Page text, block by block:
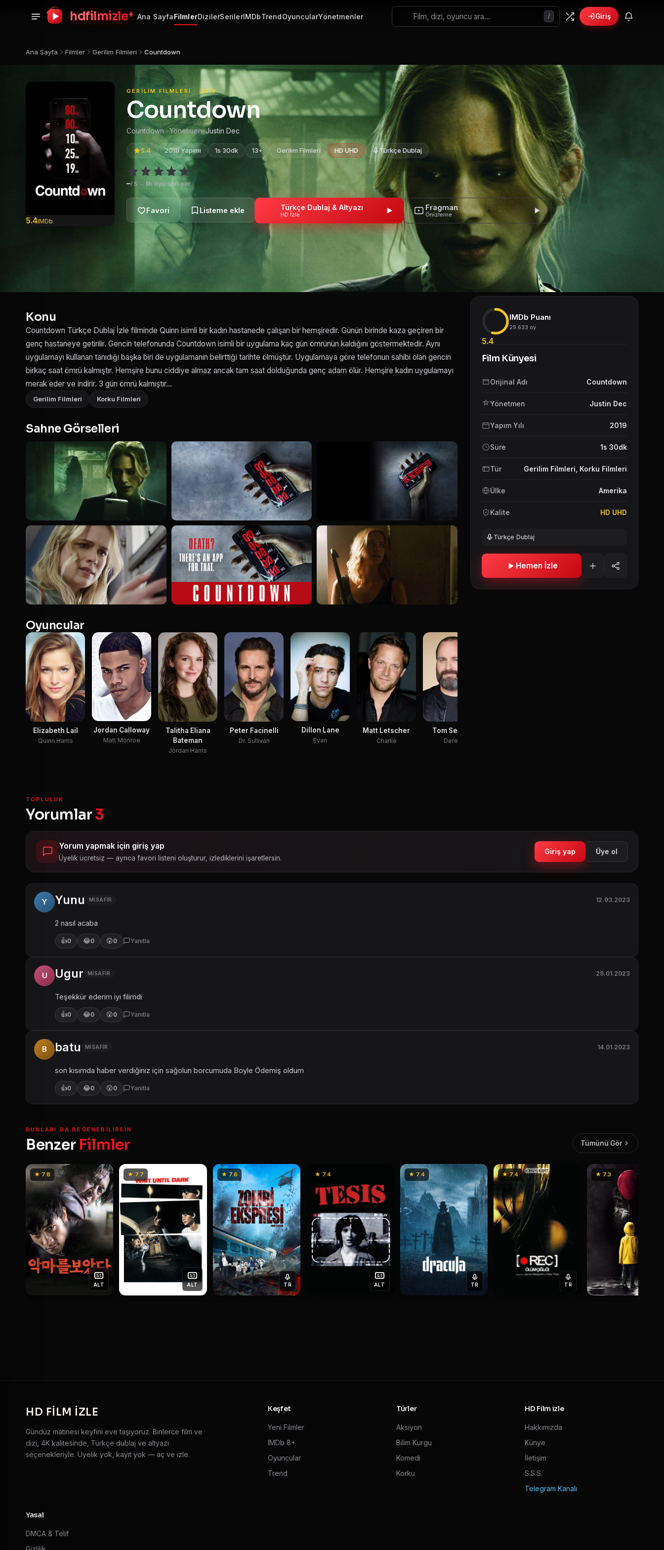
hdfilmizle+ Ana SayfaFilmlerDizilerSerilerIMDbTrendOyuncularYönetmenler / Giriş
Ana Sayfa Filmler Gerilim Filmleri Countdown
5.4IMDb
GERILIM FILMLERI · 2019
Countdown
Countdown · Yönetmen:Justin Dec
5.4 2019 Yapımı 1s 30dk 13+ Gerilim Filmleri HD UHD Türkçe Dublaj
–/ 5 · İlk oyu sen ver
Türkçe Dublaj & Altyazı
HD İzle
Fragman
Önizleme
Konu
Countdown Türkçe Dublaj İzle filminde Quinn isimli bir kadın hastanede çalışan bir hemşiredir. Günün birinde kaza geçiren bir
genç hastaneye getirilir. Gencin telefonunda Countdown isimli bir uygulama kaç gün ömrünün kaldığını göstermektedir. Aynı
uygulamayı kullanan tanıdığı başka biri de uygulamanın belirttiği tarihte ölmüştür. Uygulamaya göre telefonun sahibi olan gencin
birkaç saat ömrü kalmıştır. Hemşire bunu ciddiye almaz ancak tam saat dolduğunda genç adam ölür. Hemşire kadın uygulamayı
merak eder ve indirir. 3 gün ömrü kalmıştır...
Gerilim Filmleri Korku Filmleri
Sahne Görselleri
Oyuncular
Elizabeth Lail
Quinn Harris
Jordan Calloway
Matt Monroe
Talitha Eliana
Bateman
Jordan Harris
Peter Facinelli
Dr. Sullivan
Dillon Lane
Evan
Matt Letscher
Charlie
Tom Segura
Derek
5.4
IMDb Puanı
29.633 oy
Film Künyesi
Orijinal Adı Countdown
Yönetmen Justin Dec
Yapım Yılı 2019
Süre 1s 30dk
Tür Gerilim Filmleri Korku Filmleri
Ülke Amerika
Kalite HD UHD
Türkçe Dublaj
Hemen İzle
TOPLULUK
Yorumlar3
Yorum yapmak için giriş yap
Üyelik ücretsiz — ayrıca favori listeni oluşturur, izlediklerini işaretlersin.
Giriş yap Üye ol
Y Yunu MISAFIR 12.03.2023
2 nasıl acaba
👍0 😂0 😮0 Yanıtla
U Ugur MISAFIR 29.01.2023
Teşekkür ederim iyi filimdi
👍0 😂0 😮0 Yanıtla
B batu MISAFIR 14.01.2023
son kısımda haber verdiğiniz için sağolun borcumuda Boyle Ödemiş oldum
👍0 😂0 😮0 Yanıtla
BUNLARI DA BEĞENEBILIRSIN
Benzer Filmler Tümünü Gör
★ 7.8
ALT
★ 7.7
ALT
★ 7.6
TR
★ 7.4
ALT
★ 7.4
TR
★ 7.4
TR
★ 7.3
HD FILM IZLE
Gündüz matinesi keyfini eve taşıyoruz. Binlerce film ve
dizi, 4K kalitesinde, Türkçe dublaj ve altyazı
seçenekleriyle. Üyelik yok, kayıt yok — aç ve izle.
Keşfet
Yeni Filmler
IMDb 8+
Oyuncular
Trend
Türler
Aksiyon
Bilim Kurgu
Komedi
Korku
HD Film izle
Hakkımızda
Künye
İletişim
S.S.S.
Telegram Kanalı
Yasal
DMCA & Telif